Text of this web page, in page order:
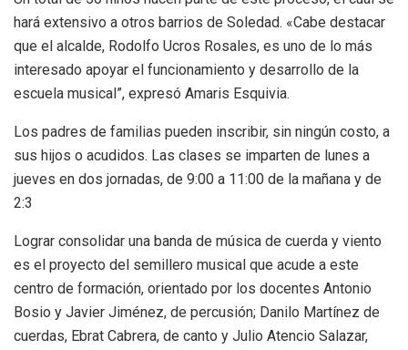
hará extensivo a otros barrios de Soledad. «Cabe destacar
que el alcalde, Rodolfo Ucros Rosales, es uno de lo más
interesado apoyar el funcionamiento y desarrollo de la
escuela musical”, expresó Amaris Esquivia.
Los padres de familias pueden inscribir, sin ningún costo, a
sus hijos o acudidos. Las clases se imparten de lunes a
jueves en dos jornadas, de 9:00 a 11:00 de la mañana y de
2:3
Lograr consolidar una banda de música de cuerda y viento
es el proyecto del semillero musical que acude a este
centro de formación, orientado por los docentes Antonio
Bosio y Javier Jiménez, de percusión; Danilo Martínez de
cuerdas, Ebrat Cabrera, de canto y Julio Atencio Salazar,